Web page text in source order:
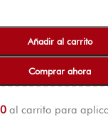
Añadir al carrito
Comprar ahora
al carrito para